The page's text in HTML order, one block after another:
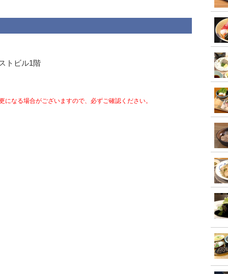
トビル1階
なる場合がございますので、必ずご確認ください。